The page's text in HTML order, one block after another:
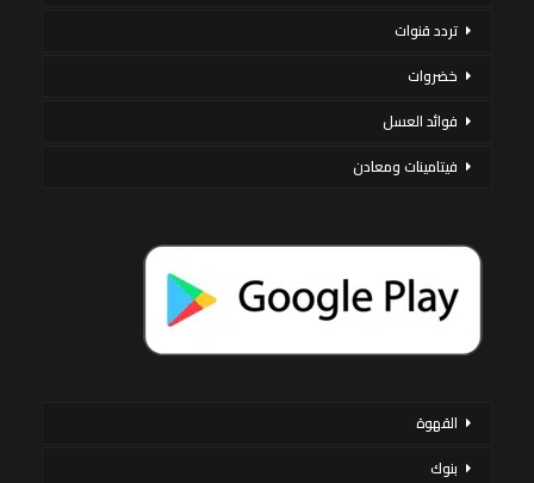
تردد قنوات
خضروات
فوائد العسل
فيتامينات ومعادن
القهوة
بنوك